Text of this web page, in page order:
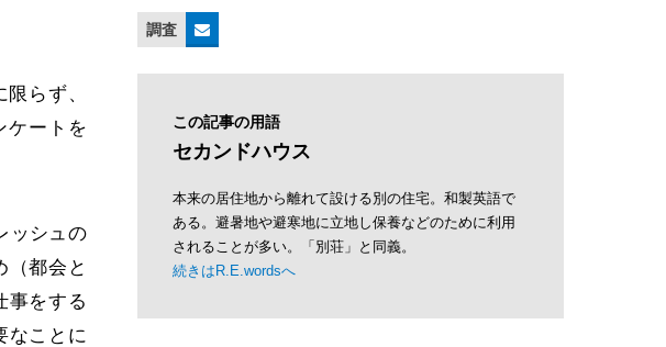
らず、
ケートを
ッシュの
（都会と
事をする
なことに
調査
この記事の用語
セカンドハウス
本来の居住地から離れて設ける別の住宅。和製英語で
ある。避暑地や避寒地に立地し保養などのために利用
されることが多い。「別荘」と同義。
続きはR.E.wordsへ